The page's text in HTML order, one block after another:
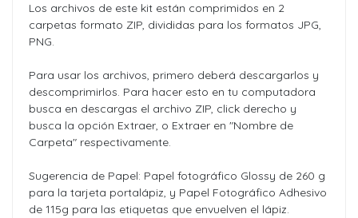
Los archivos de este kit están comprimidos en 2
carpetas formato ZIP, divididas para los formatos JPG,
PNG.
Para usar los archivos, primero deberá descargarlos y
descomprimirlos. Para hacer esto en tu computadora
busca en descargas el archivo ZIP, click derecho y
busca la opción Extraer, o Extraer en "Nombre de
Carpeta" respectivamente.
Sugerencia de Papel: Papel fotográfico Glossy de 260 g
para la tarjeta portalápiz, y Papel Fotográfico Adhesivo
de 115g para las etiquetas que envuelven el lápiz.